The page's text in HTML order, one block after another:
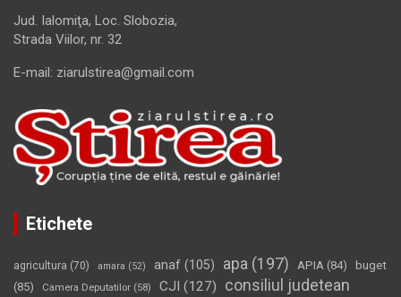
Jud. Ialomiţa, Loc. Slobozia,
Strada Viilor, nr. 32
E-mail: ziarulstirea@gmail.com
Etichete
agricultura (70) amara (52) anaf (105) apa (197) APIA (84)
buget
(85)
Camera Deputatilor (58) CJI (127)
consiliul judetean